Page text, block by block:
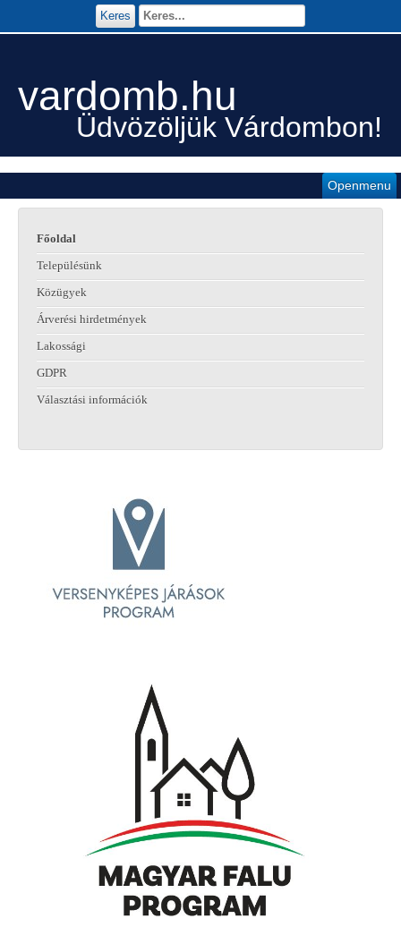
vardomb.hu
Üdvözöljük Várdombon!
Openmenu
Keres
Főoldal
Településünk
Közügyek
Árverési hirdetmények
Lakossági
GDPR
Választási információk